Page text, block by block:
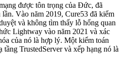
được tôn trọng của Đức, đã
Vào năm 2019, Cure53 đã kiểm
và không tìm thấy lỗ hổng quan
Lightway vào năm 2021 và xác
của nó là hợp lý. Một kiểm toán
tầng TrustedServer và xếp hạng nó là